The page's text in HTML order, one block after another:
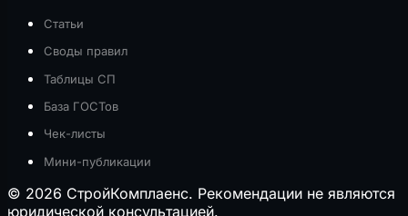
Статьи
Своды правил
Таблицы СП
База ГОСТов
Чек-листы
Мини-публикации
© 2026 СтройКомплаенс. Рекомендации не являются
юридической консультацией.